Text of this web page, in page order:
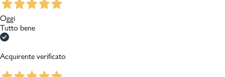
Oggi
Tutto bene
Acquirente verificato